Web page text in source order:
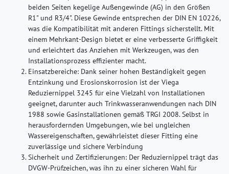
beiden Seiten kegelige Außengewinde (AG) in den Größen
R1" und R3/4". Diese Gewinde entsprechen der DIN EN 10226,
was die Kompatibilität mit anderen Fittings sicherstellt. Mit
einem Mehrkant-Design bietet er eine verbesserte Griffigkeit
und erleichtert das Anziehen mit Werkzeugen, was den
Installationsprozess effizienter macht.
Einsatzbereiche: Dank seiner hohen Beständigkeit gegen
Entzinkung und Erosionskorrosion ist der Viega
Reduziernippel 3245 für eine Vielzahl von Installationen
geeignet, darunter auch Trinkwasseranwendungen nach DIN
1988 sowie Gasinstallationen gemäß TRGI 2008. Selbst in
herausfordernden Umgebungen, wie bei ungleichen
Wassereigenschaften, gewährleistet dieser Fitting eine
zuverlässige und sichere Verbindung
Sicherheit und Zertifizierungen: Der Reduziernippel trägt das
DVGW-Prüfzeichen, was ihn zu einer sicheren Wahl für